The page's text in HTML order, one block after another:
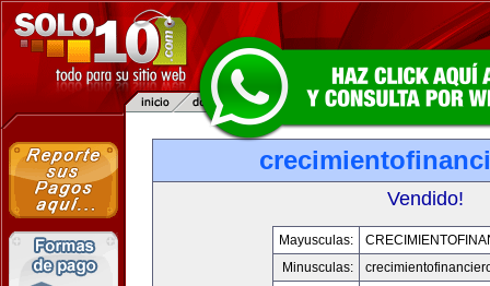
Vendido!
Mayusculas:
Minusculas: